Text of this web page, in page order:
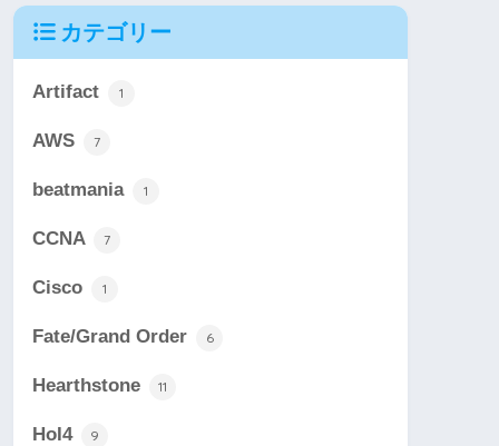
カテゴリー
Artifact 1
AWS 7
beatmania 1
CCNA 7
Cisco 1
Fate/Grand Order 6
Hearthstone 11
HoI4 9